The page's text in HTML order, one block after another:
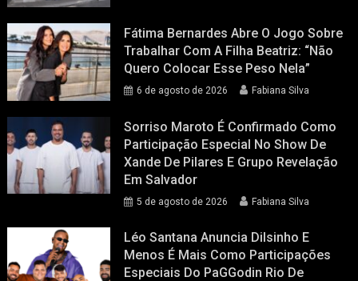
Fátima Bernardes Abre O Jogo Sobre
Trabalhar Com A Filha Beatriz: “Não
Quero Colocar Esse Peso Nela”
6 de agosto de 2026 Fabiana Silva
Sorriso Maroto É Confirmado Como
Participação Especial No Show De
Xande De Pilares E Grupo Revelação
Em Salvador
5 de agosto de 2026 Fabiana Silva
Léo Santana Anuncia Dilsinho E
Menos É Mais Como Participações
Especiais Do PaGGodin Rio De